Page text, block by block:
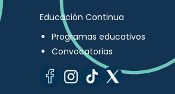
Educación Continua
Programas educativos
Convocatorias